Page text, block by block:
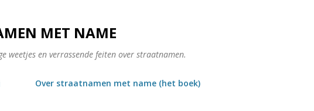
MET NAME
weetjes en verrassende feiten over straatnamen.
Over straatnamen met name (het boek)